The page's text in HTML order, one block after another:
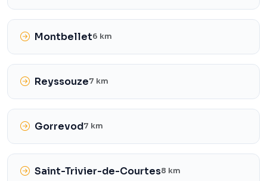
Montbellet6 km
Reyssouze7 km
Gorrevod7 km
Saint-Trivier-de-Courtes8 km